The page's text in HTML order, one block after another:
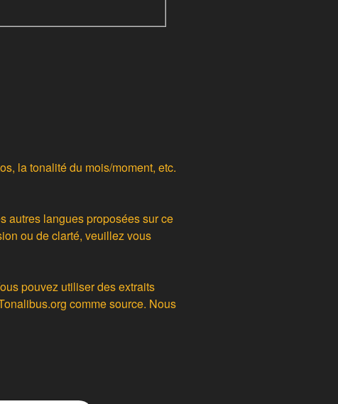
la tonalité du mois/moment, etc.
autres langues proposées sur ce
ou de clarté, veuillez vous
pouvez utiliser des extraits
comme source. Nous